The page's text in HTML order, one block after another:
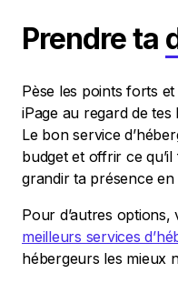
Prendre ta
Pèse les points forts
iPage au regard de
Le bon service
budget et offrir ce
grandir ta présence
Pour d’autres options,
meilleurs services
hébergeurs les mieux